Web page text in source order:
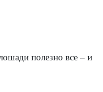
полезно все – и